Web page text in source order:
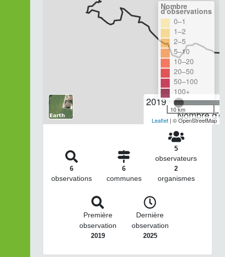
2019
Nombre
Nombre
d'observations
0–1
1–2
2–5
5–10
10–20
20–50
50–100
100+
10 km
Leaflet | © OpenStreetMap
6
observations
6
communes
5
observateurs
2
organismes
Première
observation
2019
Dernière
observation
2025